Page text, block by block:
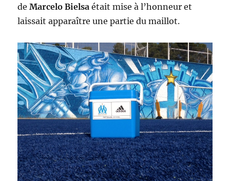
deMarcelo Bielsa était mise à l’honneur et
laissait apparaître une partie du maillot.